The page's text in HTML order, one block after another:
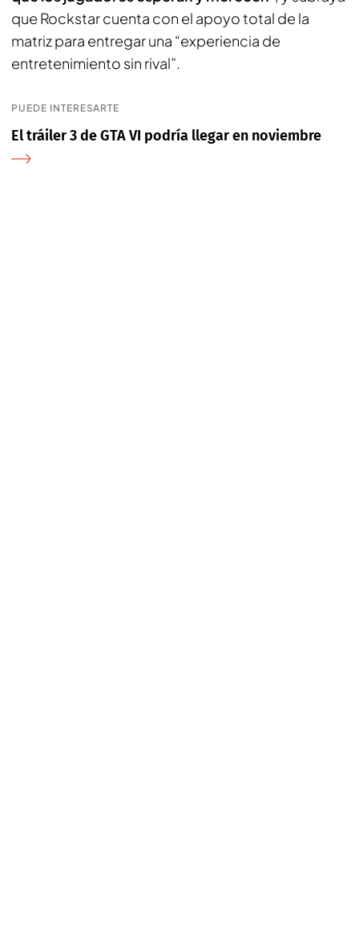
que Rockstar cuenta con el apoyo total de la
matriz para entregar una “experiencia de
entretenimiento sin rival”.
PUEDE INTERESARTE
El tráiler 3 de GTA VI podría llegar en noviembre